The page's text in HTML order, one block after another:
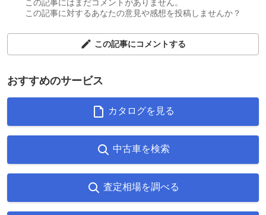
この記事にはまだコメントがありません。
この記事に対するあなたの意見や感想を投稿しませんか？
この記事にコメントする
おすすめのサービス
カタログを見る
中古車を検索
査定相場を調べる